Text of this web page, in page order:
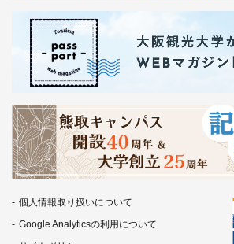
個人情報取り扱いについて
Google Analyticsの利用について